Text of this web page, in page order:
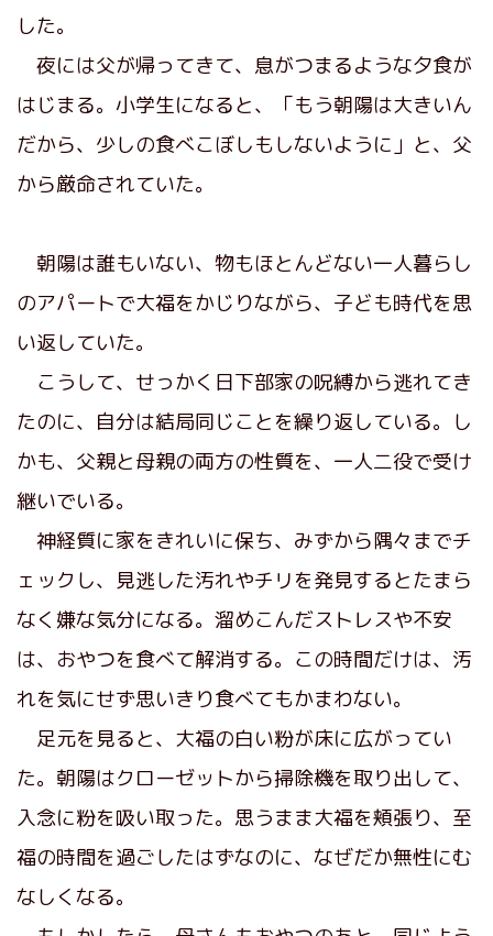
した。
夜には父が帰ってきて、息がつまるような夕食が
はじまる。小学生になると、「もう朝陽は大きいん
だから、少しの食べこぼしもしないように」と、父
から厳命されていた。
朝陽は誰もいない、物もほとんどない一人暮らし
のアパートで大福をかじりながら、子ども時代を思
い返していた。
こうして、せっかく日下部家の呪縛から逃れてき
たのに、自分は結局同じことを繰り返している。し
かも、父親と母親の両方の性質を、一人二役で受け
継いでいる。
神経質に家をきれいに保ち、みずから隅々までチ
ェックし、見逃した汚れやチリを発見するとたまら
なく嫌な気分になる。溜めこんだストレスや不安
は、おやつを食べて解消する。この時間だけは、汚
れを気にせず思いきり食べてもかまわない。
足元を見ると、大福の白い粉が床に広がってい
た。朝陽はクローゼットから掃除機を取り出して、
入念に粉を吸い取った。思うまま大福を頬張り、至
福の時間を過ごしたはずなのに、なぜだか無性にむ
なしくなる。